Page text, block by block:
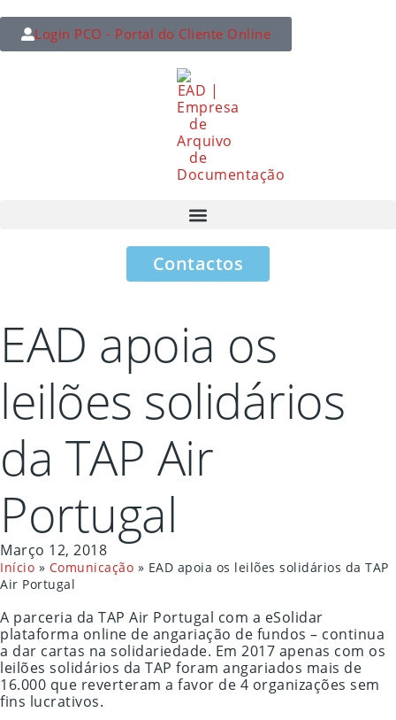
Login PCO - Portal do Cliente Online
Contactos
EAD apoia os
leilões solidários
da TAP Air
Portugal
Março 12, 2018
Início » Comunicação » EAD apoia os leilões solidários da TAP
Air Portugal
A parceria da TAP Air Portugal com a eSolidar
plataforma online de angariação de fundos – continua
a dar cartas na solidariedade. Em 2017 apenas com os
leilões solidários da TAP foram angariados mais de
16.000 que reverteram a favor de 4 organizações sem
fins lucrativos.